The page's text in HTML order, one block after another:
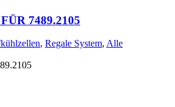
7489.2105
, Regale System, Alle